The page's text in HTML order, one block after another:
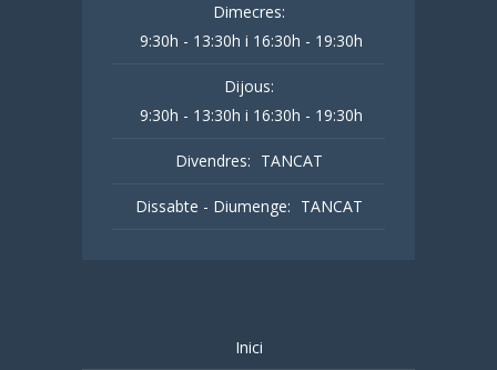
Dimecres:
9:30h - 13:30h i 16:30h - 19:30h
Dijous:
9:30h - 13:30h i 16:30h - 19:30h
Divendres: TANCAT
Dissabte - Diumenge: TANCAT
Inici